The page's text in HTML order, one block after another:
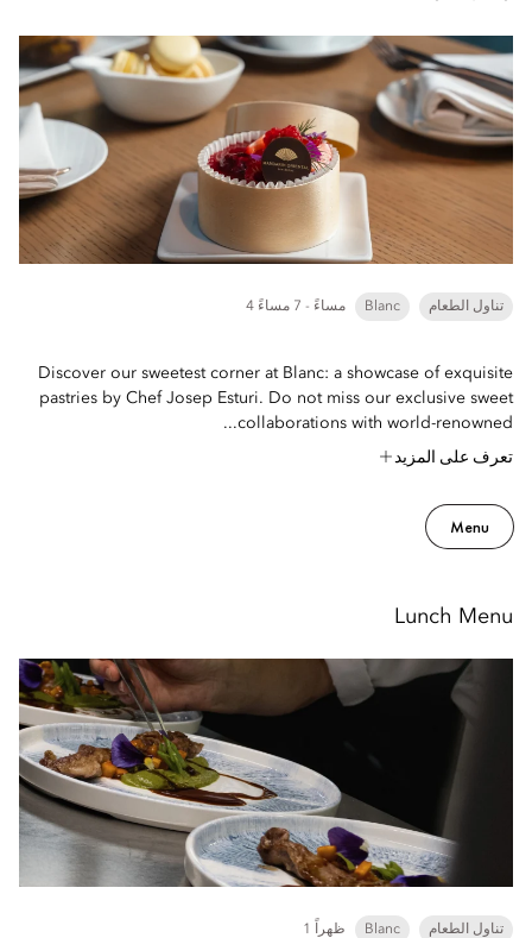
تناول الطعام Blanc 4 مساءً - 7 مساءً
Discover our sweetest corner at Blanc: a showcase of exquisite
pastries by Chef Josep Esturi. Do not miss our exclusive sweet
collaborations with world-renowned...
تعرف على المزيد
Menu
Lunch Menu
تناول الطعام Blanc 1 ظهراً